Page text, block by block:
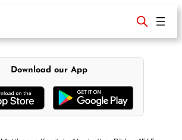
Download our App